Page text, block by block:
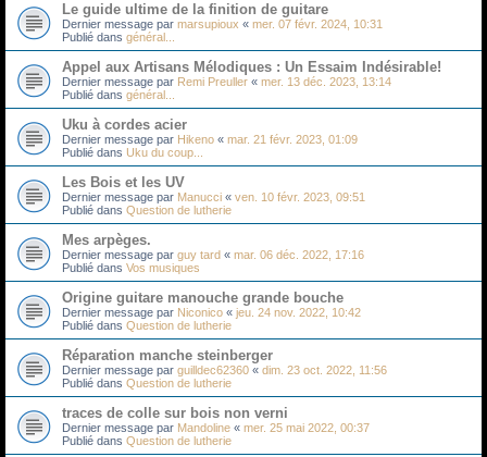
Le guide ultime de la finition de guitare
Dernier message par marsupioux « mer. 07 févr. 2024, 10:31
Publié dans général...
Appel aux Artisans Mélodiques : Un Essaim Indésirable!
Dernier message par Remi Preuller « mer. 13 déc. 2023, 13:14
Publié dans général...
Uku à cordes acier
Dernier message par Hikeno « mar. 21 févr. 2023, 01:09
Publié dans Uku du coup...
Les Bois et les UV
Dernier message par Manucci « ven. 10 févr. 2023, 09:51
Publié dans Question de lutherie
Mes arpèges.
Dernier message par guy tard « mar. 06 déc. 2022, 17:16
Publié dans Vos musiques
Origine guitare manouche grande bouche
Dernier message par Niconico « jeu. 24 nov. 2022, 10:42
Publié dans Question de lutherie
Réparation manche steinberger
Dernier message par guilldec62360 « dim. 23 oct. 2022, 11:56
Publié dans Question de lutherie
traces de colle sur bois non verni
Dernier message par Mandoline « mer. 25 mai 2022, 00:37
Publié dans Question de lutherie